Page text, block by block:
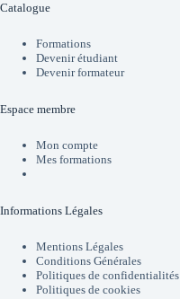
Catalogue
Formations
Devenir étudiant
Devenir formateur
Espace membre
Mon compte
Mes formations
Informations Légales
Mentions Légales
Conditions Générales
Politiques de confidentialités
Politiques de cookies